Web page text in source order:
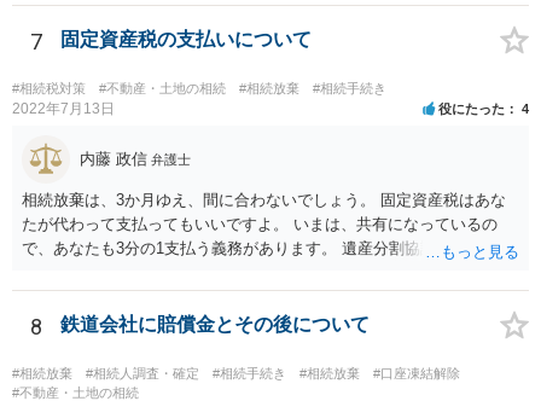
述の手続ということだと思いますが) ただ、葬儀費用ならいくらでもよ
いということではなく、身分相応の、社会的儀式として当然認められ
る程度の金額に留まると考えた方がよいです。 もし、相続人の皆さん
に葬儀費用を支出する経済力がなく、質素な葬儀を行った費用であれ
ば相続財産から支出しても単純承認と認められない可能性が高いの
7 固定資産税の支払いについて
#相続税対策 #不動産・土地の相続 #相続放棄 #相続手続き
2022年7月13日 役にたった 4
内藤 政信 弁護士
相続放棄は、3か月ゆえ、間に合わないでしょう。 固定資産税はあな
たが代わって支払ってもいいですよ。 いまは、共有になっているの
で、あなたも3分の1支払う義務があります。 遺産分割協議をして、不
払い義務があります。
8 鉄道会社に賠償金とその後について
#相続放棄 #相続人調査・確定 #相続手続き #相続放棄
#口座凍結解除
#不動産・土地の相続